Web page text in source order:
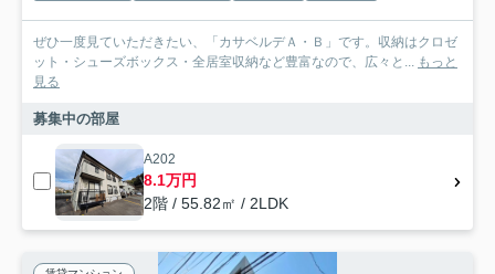
ぜひ一度見ていただきたい、「カサベルデＡ・Ｂ」です。収納はクロゼ
ット・シューズボックス・全居室収納など豊富なので、広々と... もっと
見る
募集中の部屋
A202
8.1万円
2階 / 55.82㎡ / 2LDK